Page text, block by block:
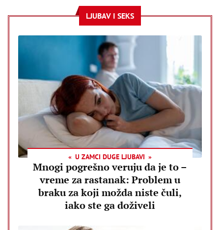
LJUBAV I SEKS
U ZAMCI DUGE LJUBAVI
Mnogi pogrešno veruju da je to –
vreme za rastanak: Problem u
braku za koji možda niste čuli,
iako ste ga doživeli